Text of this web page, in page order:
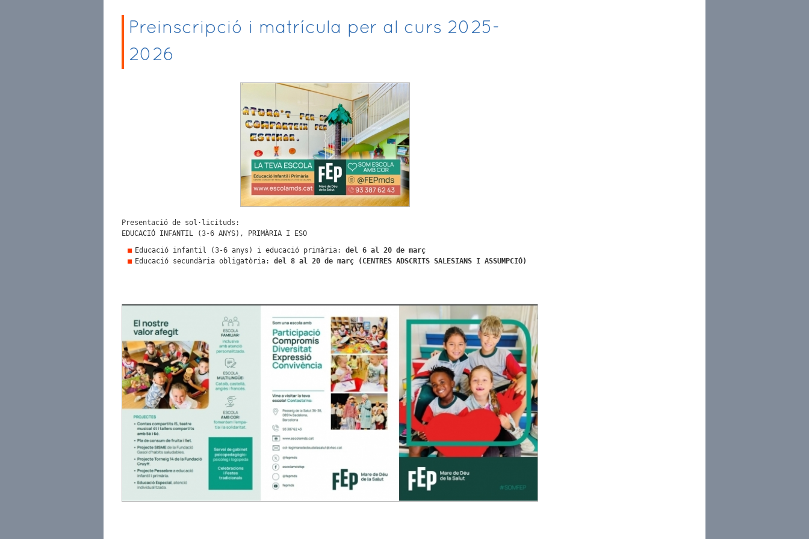
Preinscripció i matrícula per al curs 2025-
2026
Presentació de sol·licituds:
EDUCACIÓ INFANTIL (3-6 ANYS), PRIMÀRIA I ESO
Educació infantil (3-6 anys) i educació primària: del 6 al 20 de març
Educació secundària obligatòria: del 8 al 20 de març (CENTRES ADSCRITS SALESIANS I ASSUMPCIÓ)